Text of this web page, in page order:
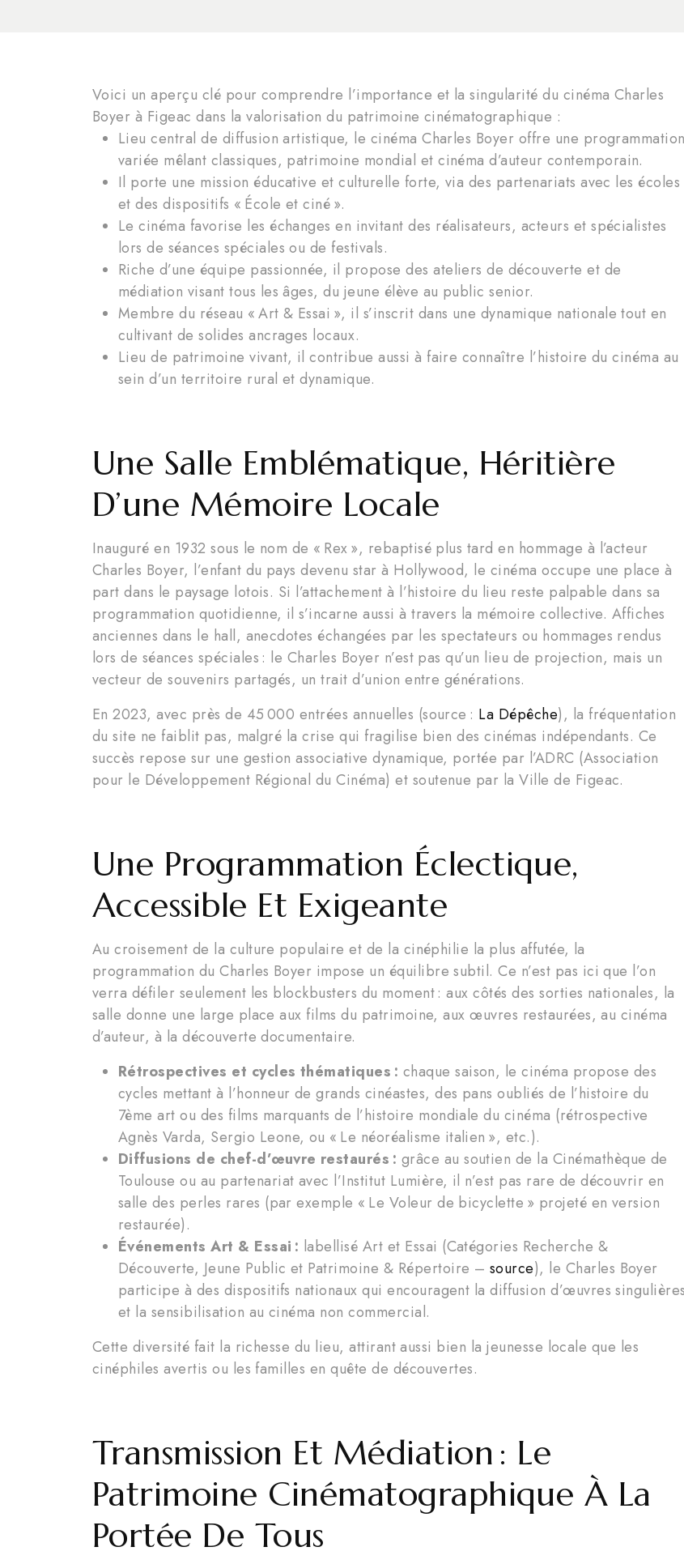
Voici un aperçu clé pour comprendre l’importance et la singularité du cinéma Charles
Boyer à Figeac dans la valorisation du patrimoine cinématographique :
Lieu central de diffusion artistique, le cinéma Charles Boyer offre une programmation
variée mêlant classiques, patrimoine mondial et cinéma d’auteur contemporain.
Il porte une mission éducative et culturelle forte, via des partenariats avec les écoles
et des dispositifs « École et ciné ».
Le cinéma favorise les échanges en invitant des réalisateurs, acteurs et spécialistes
lors de séances spéciales ou de festivals.
Riche d’une équipe passionnée, il propose des ateliers de découverte et de
médiation visant tous les âges, du jeune élève au public senior.
Membre du réseau « Art & Essai », il s’inscrit dans une dynamique nationale tout en
cultivant de solides ancrages locaux.
Lieu de patrimoine vivant, il contribue aussi à faire connaître l’histoire du cinéma au
sein d’un territoire rural et dynamique.
Une Salle Emblématique, Héritière
D’une Mémoire Locale
Inauguré en 1932 sous le nom de « Rex », rebaptisé plus tard en hommage à l’acteur
Charles Boyer, l’enfant du pays devenu star à Hollywood, le cinéma occupe une place à
part dans le paysage lotois. Si l’attachement à l’histoire du lieu reste palpable dans sa
programmation quotidienne, il s’incarne aussi à travers la mémoire collective. Affiches
anciennes dans le hall, anecdotes échangées par les spectateurs ou hommages rendus
lors de séances spéciales : le Charles Boyer n’est pas qu’un lieu de projection, mais un
vecteur de souvenirs partagés, un trait d’union entre générations.
En 2023, avec près de 45 000 entrées annuelles (source : La Dépêche), la fréquentation
du site ne faiblit pas, malgré la crise qui fragilise bien des cinémas indépendants. Ce
succès repose sur une gestion associative dynamique, portée par l’ADRC (Association
pour le Développement Régional du Cinéma) et soutenue par la Ville de Figeac.
Une Programmation Éclectique,
Accessible Et Exigeante
Au croisement de la culture populaire et de la cinéphilie la plus affutée, la
programmation du Charles Boyer impose un équilibre subtil. Ce n’est pas ici que l’on
verra défiler seulement les blockbusters du moment : aux côtés des sorties nationales, la
salle donne une large place aux films du patrimoine, aux œuvres restaurées, au cinéma
d’auteur, à la découverte documentaire.
Rétrospectives et cycles thématiques : chaque saison, le cinéma propose des
cycles mettant à l’honneur de grands cinéastes, des pans oubliés de l’histoire du
7ème art ou des films marquants de l’histoire mondiale du cinéma (rétrospective
Agnès Varda, Sergio Leone, ou « Le néoréalisme italien », etc.).
Diffusions de chef-d’œuvre restaurés : grâce au soutien de la Cinémathèque de
Toulouse ou au partenariat avec l’Institut Lumière, il n’est pas rare de découvrir en
salle des perles rares (par exemple « Le Voleur de bicyclette » projeté en version
restaurée).
Événements Art & Essai : labellisé Art et Essai (Catégories Recherche &
Découverte, Jeune Public et Patrimoine & Répertoire – source), le Charles Boyer
participe à des dispositifs nationaux qui encouragent la diffusion d’œuvres singulières
et la sensibilisation au cinéma non commercial.
Cette diversité fait la richesse du lieu, attirant aussi bien la jeunesse locale que les
cinéphiles avertis ou les familles en quête de découvertes.
Transmission Et Médiation : Le
Patrimoine Cinématographique À La
Portée De Tous